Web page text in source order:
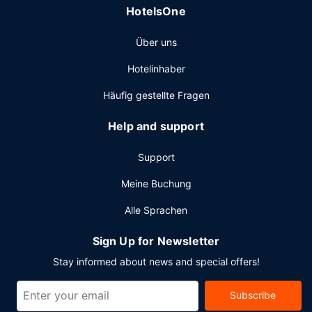
HotelsOne
Über uns
Hotelinhaber
Häufig gestellte Fragen
Help and support
Support
Meine Buchung
Alle Sprachen
Sign Up for Newsletter
Stay informed about news and special offers!
Subscribe